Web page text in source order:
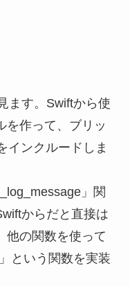
ます。Swiftから使
を作って、ブリッ
インクルードしま
」関
からだと直接は
他の関数を使って
という関数を実装